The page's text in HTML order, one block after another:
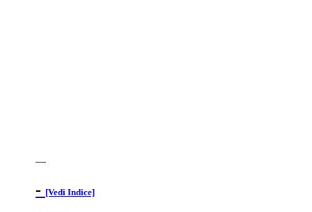
- [Vedi Indice]